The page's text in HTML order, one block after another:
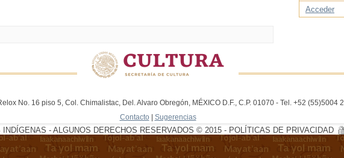
Acceder
No. 16 piso 5, Col. Chimalistac, Del. Alvaro Obregón, MÉXICO D.F., C.P. 01070 - Tel. +52 (55)5004
Contacto | Sugerencias
- ALGUNOS DERECHOS RESERVADOS © 2015 - POLÍTICAS DE PRIVACIDAD